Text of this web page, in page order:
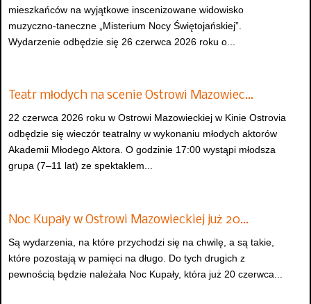
mieszkańców na wyjątkowe inscenizowane widowisko
muzyczno-taneczne „Misterium Nocy Świętojańskiej”.
Wydarzenie odbędzie się 26 czerwca 2026 roku o...
Teatr młodych na scenie Ostrowi Mazowiec…
22 czerwca 2026 roku w Ostrowi Mazowieckiej w Kinie Ostrovia
odbędzie się wieczór teatralny w wykonaniu młodych aktorów
Akademii Młodego Aktora. O godzinie 17:00 wystąpi młodsza
grupa (7–11 lat) ze spektaklem...
Noc Kupały w Ostrowi Mazowieckiej już 20…
Są wydarzenia, na które przychodzi się na chwilę, a są takie,
które pozostają w pamięci na długo. Do tych drugich z
pewnością będzie należała Noc Kupały, która już 20 czerwca...